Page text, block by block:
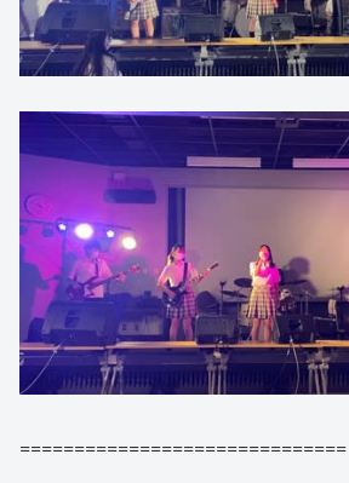
==============================